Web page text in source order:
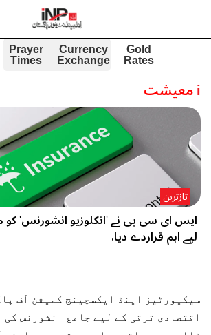
Gold
Rates
Currency
Exchange
Prayer
Times
iمعیشت
ایس ای سی پی نے 'انکلوزیو انشورنس'
لیے اہم قراردے دیا،
تازترین
سیکیورٹیز اینڈ ایکسچینج کمیشن آف
اقتصادی ترقی کے لیے جامع انشورنس کی